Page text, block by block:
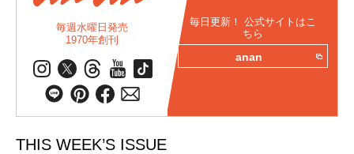
毎週水曜日発売
1970年創刊
毎日更新！ 公式サイトはこ
ちら
anan
THIS WEEK’S ISSUE